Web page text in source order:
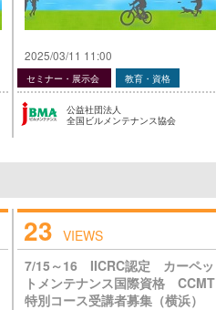
2025/03/11 11:00
セミナー・展示会 教育・資格
公益社団法人
全国ビルメンテナンス協会
23 VIEWS
7/15～16 IICRC認定 カーペッ
トメンテナンス国際資格 CCMT
特別コース受講者募集（横浜）